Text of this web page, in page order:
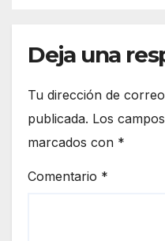
Deja una
Tu dirección de
publicada. Los
marcados con *
Comentario *